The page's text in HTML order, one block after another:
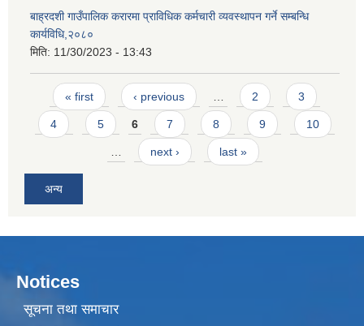
बाह्रदशी गाउँपालिक करारमा प्राविधिक कर्मचारी व्यवस्थापन गर्ने सम्बन्धि
कार्यविधि,२०८०
मिति: 11/30/2023 - 13:43
Pages
« first ‹ previous 2 3
4 5 6 7 8 9 10
next › last »
अन्य
Notices
सूचना तथा समाचार